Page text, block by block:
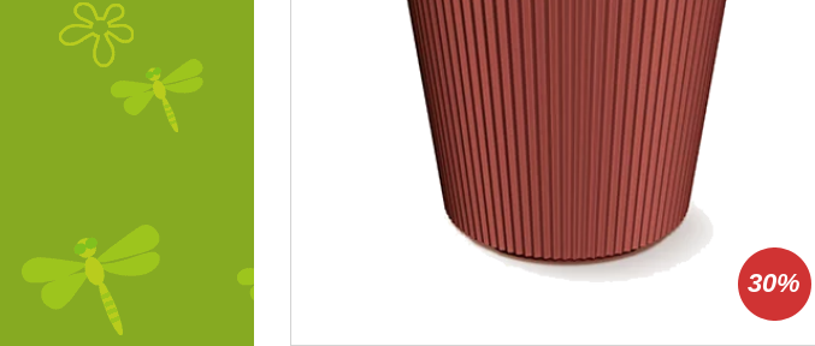
30%